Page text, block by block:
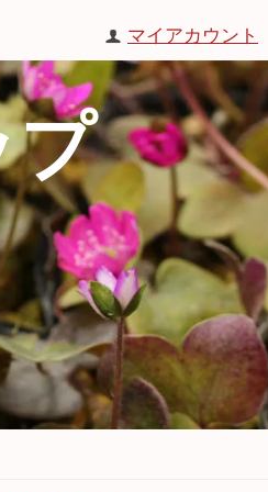
マイアカウント
プ